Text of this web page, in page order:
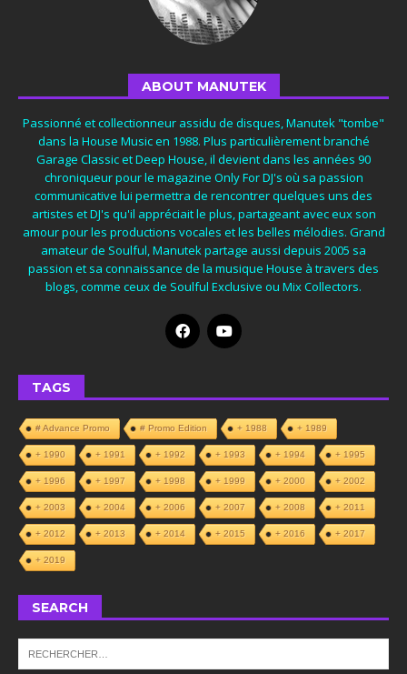
ABOUT MANUTEK
Passionné et collectionneur assidu de disques, Manutek "tombe"
dans la House Music en 1988. Plus particulièrement branché
Garage Classic et Deep House, il devient dans les années 90
chroniqueur pour le magazine Only For DJ's où sa passion
communicative lui permettra de rencontrer quelques uns des
artistes et DJ's qu'il appréciait le plus, partageant avec eux son
amour pour les productions vocales et les belles mélodies. Grand
amateur de Soulful, Manutek partage aussi depuis 2005 sa
passion et sa connaissance de la musique House à travers des
blogs, comme ceux de Soulful Exclusive ou Mix Collectors.
TAGS
# Advance Promo # Promo Edition + 1988 + 1989
+ 1990 + 1991 + 1992 + 1993 + 1994 + 1995
+ 1996 + 1997 + 1998 + 1999 + 2000 + 2002
+ 2003 + 2004 + 2006 + 2007 + 2008 + 2011
+ 2012 + 2013 + 2014 + 2015 + 2016 + 2017
+ 2019
SEARCH